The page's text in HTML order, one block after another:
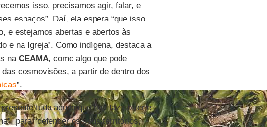
isso, precisamos agir, falar, e
espaços”. Daí, ela espera “que isso
e estejamos abertas e abertos às
e na Igreja”. Como indígena, destaca a
na CEAMA, como algo que pode
cosmovisões, a partir de dentro dos
”.
tudo aquilo que nos faz sofrer e
para “defender os seus territórios,